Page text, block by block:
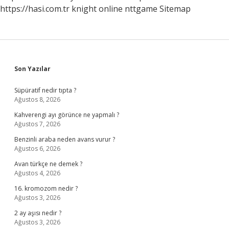
https://hasi.com.tr knight online nttgame Sitemap
Sidebar
Son Yazılar
Süpüratif nedir tıpta ?
Ağustos 8, 2026
Kahverengi ayı görünce ne yapmalı ?
Ağustos 7, 2026
Benzinli araba neden avans vurur ?
Ağustos 6, 2026
Avan türkçe ne demek ?
Ağustos 4, 2026
16. kromozom nedir ?
Ağustos 3, 2026
2 ay aşısı nedir ?
Ağustos 3, 2026